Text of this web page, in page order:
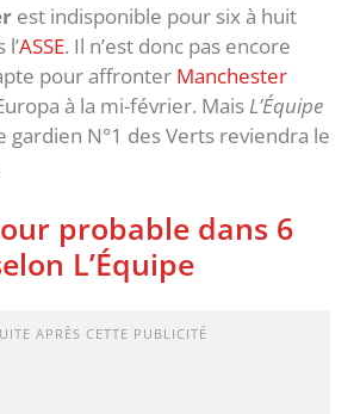
est indisponible pour six à huit
ASSE. Il n’est donc pas encore
pour affronter Manchester
à la mi-février. Mais L’Équipe
gardien N°1 des Verts reviendra le
probable dans 6
L’Équipe
APRÈS CETTE PUBLICITÉ